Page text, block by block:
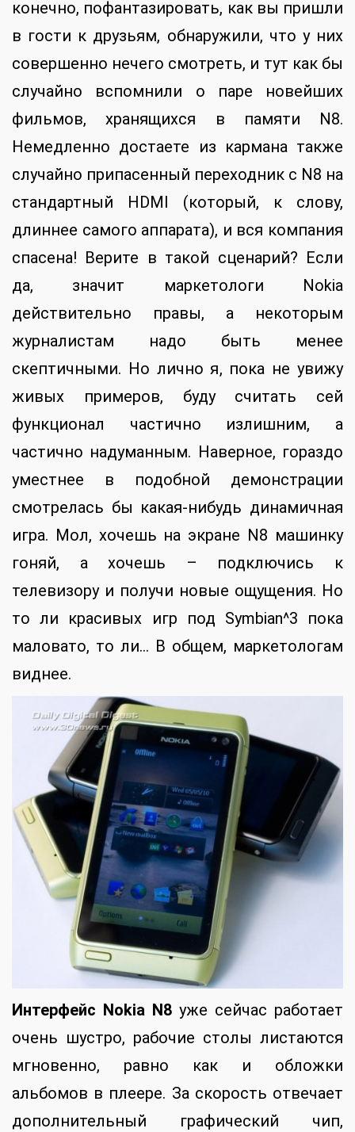
конечно, пофантазировать, как вы пришли
в гости к друзьям, обнаружили, что у них
совершенно нечего смотреть, и тут как бы
случайно вспомнили о паре новейших
фильмов, хранящихся в памяти N8.
Немедленно достаете из кармана также
случайно припасенный переходник с N8 на
стандартный HDMI (который, к слову,
длиннее самого аппарата), и вся компания
спасена! Верите в такой сценарий? Если
да, значит маркетологи Nokia
действительно правы, а некоторым
журналистам надо быть менее
скептичными. Но лично я, пока не увижу
живых примеров, буду считать сей
функционал частично излишним, а
частично надуманным. Наверное, гораздо
уместнее в подобной демонстрации
смотрелась бы какая-нибудь динамичная
игра. Мол, хочешь на экране N8 машинку
гоняй, а хочешь – подключись к
телевизору и получи новые ощущения. Но
то ли красивых игр под Symbian^3 пока
маловато, то ли… В общем, маркетологам
виднее.
Интерфейс Nokia N8 уже сейчас работает
очень шустро, рабочие столы листаются
мгновенно, равно как и обложки
альбомов в плеере. За скорость отвечает
дополнительный графический чип,